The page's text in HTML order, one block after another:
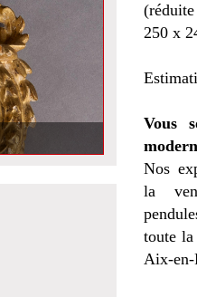
250 x
Vous
Nos
la
toute
Aix-en-